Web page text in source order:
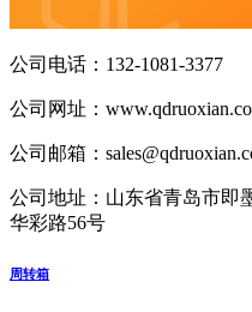
公司电话： 132-1081-3377
公司网址：
公司邮箱：
公司地址： 山东省青岛市即
华彩路56号
周转箱